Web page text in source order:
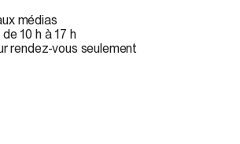
médias
10 h à 17 h
rendez-vous seulement